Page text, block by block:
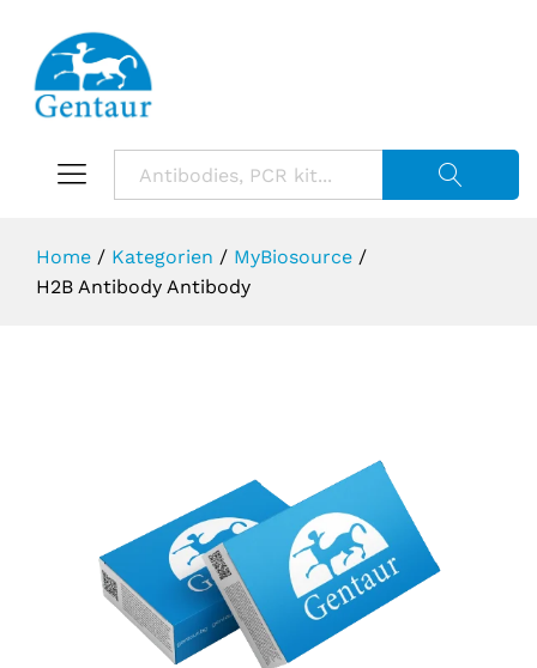
Home / Kategorien / MyBiosource /
H2B Antibody Antibody